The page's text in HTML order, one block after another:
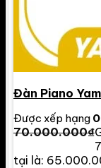
Đàn Piano
Được xếp hạng 0
70.000.000₫
tại là: